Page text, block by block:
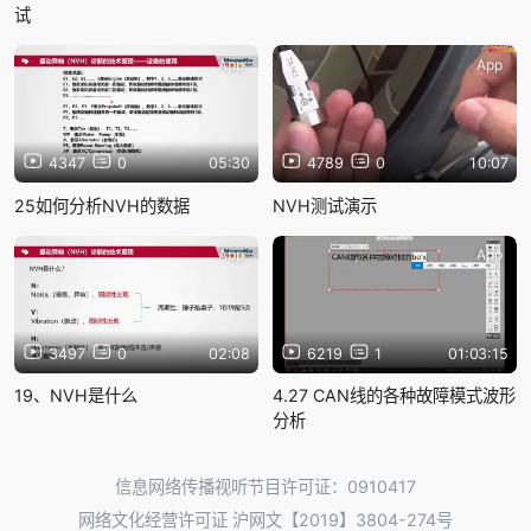
试
4347 0 05:30
App
25如何分析NVH的数据
4789 0 10:07
App
NVH测试演示
3497 0 02:08
App
19、NVH是什么
6219 1 01:03:15
App
4.27 CAN线的各种故障模式波形
分析
信息网络传播视听节目许可证：0910417
网络文化经营许可证 沪网文【2019】3804-274号